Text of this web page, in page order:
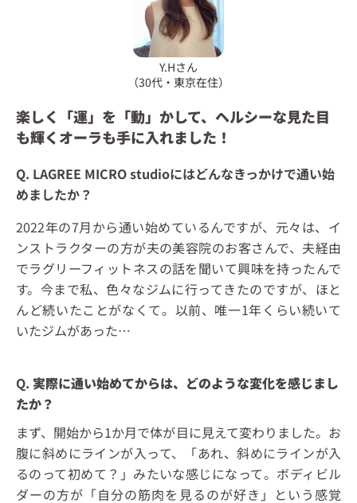
Y.Hさん
（30代・東京在住）
楽しく「運」を「動」かして、ヘルシーな見た目
も輝くオーラも手に入れました！
Q. LAGREE MICRO studioにはどんなきっかけで通い始
めましたか？
2022年の7月から通い始めているんですが、元々は、イ
ンストラクターの方が夫の美容院のお客さんで、夫経由
でラグリーフィットネスの話を聞いて興味を持ったんで
す。今まで私、色々なジムに行ってきたのですが、ほと
んど続いたことがなくて。以前、唯一1年くらい続いて
いたジムがあった…
Q. 実際に通い始めてからは、どのような変化を感じまし
たか？
まず、開始から1か月で体が目に見えて変わりました。お
腹に斜めにラインが入って、「あれ、斜めにラインが入
るのって初めて？」みたいな感じになって。ボディビル
ダーの方が「自分の筋肉を見るのが好き」という感覚